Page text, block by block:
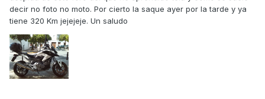
decir no foto no moto. Por cierto la saque ayer por la tarde y ya
tiene 320 Km jejejeje. Un saludo